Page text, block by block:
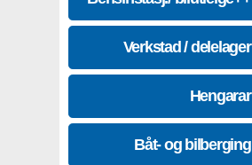
Verkstad / delelager
Hengarar
Båt- og bilberging